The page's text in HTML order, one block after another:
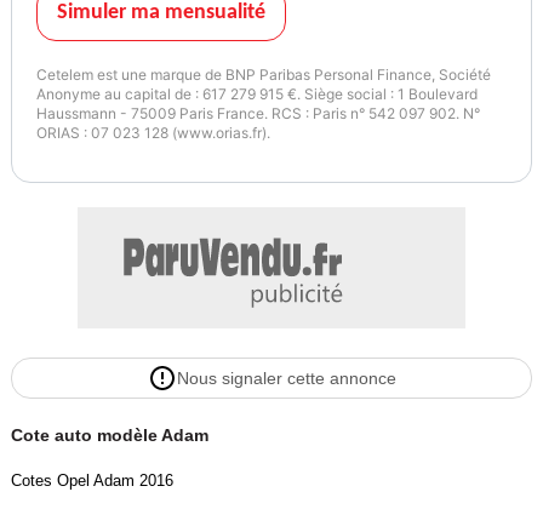
Couleur intérieur
Garantie mécanique
6 mois
Simuler ma mensualité
Cetelem est une marque de BNP Paribas Personal Finance, Société
Anonyme au capital de : 617 279 915 €. Siège social : 1 Boulevard
Haussmann - 75009 Paris France. RCS : Paris n° 542 097 902. N°
ORIAS : 07 023 128 (www.orias.fr).
Nous signaler cette annonce
Cote auto modèle Adam
Cotes Opel Adam 2016